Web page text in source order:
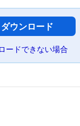
ダウンロード
ードできない場合